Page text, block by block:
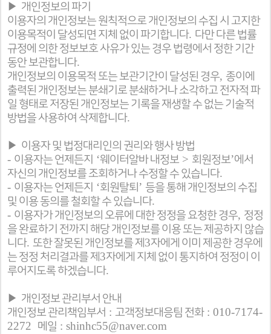
▶ 개인정보의 파기
이용자의 개인정보는 원칙적으로 개인정보의 수집 시 고지한
이용목적이 달성되면 지체 없이 파기합니다. 다만 다른 법률
규정에 의한 정보보호 사유가 있는 경우 법령에서 정한 기간
동안 보관합니다.
개인정보의 이용목적 또는 보관기간이 달성된 경우, 종이에
출력된 개인정보는 분쇄기로 분쇄하거나 소각하고 전자적 파
일 형태로 저장된 개인정보는 기록을 재생할 수 없는 기술적
방법을 사용하여 삭제합니다.
▶ 이용자 및 법정대리인의 권리와 행사 방법
- 이용자는 언제든지 ‘웨이터알바 내정보 > 회원정보’에서
자신의 개인정보를 조회하거나 수정할 수 있습니다.
- 이용자는 언제든지 ‘회원탈퇴’ 등을 통해 개인정보의 수집
및 이용 동의를 철회할 수 있습니다.
- 이용자가 개인정보의 오류에 대한 정정을 요청한 경우, 정정
을 완료하기 전까지 해당 개인정보를 이용 또는 제공하지 않습
니다. 또한 잘못된 개인정보를 제 3자에게 이미 제공한 경우에
는 정정 처리결과를 제 3자에게 지체 없이 통지하여 정정이 이
루어지도록 하겠습니다.
▶ 개인정보 관리부서 안내
개인정보 관리책임부서 : 고객정보대응팀 전화 : 010-7174-
2272 메일 : shinhc55@naver.com